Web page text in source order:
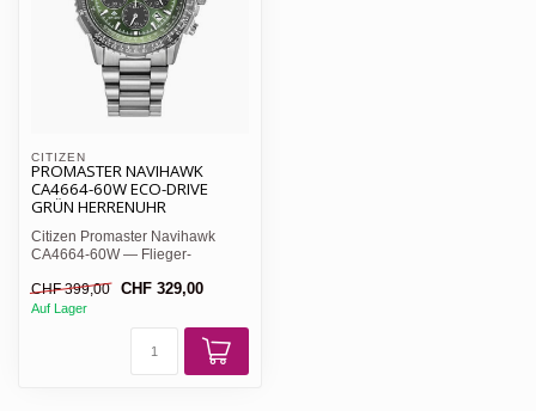
CITIZEN
PROMASTER NAVIHAWK
CA4664-60W ECO-DRIVE
GRÜN HERRENUHR
Citizen Promaster Navihawk
CA4664-60W — Flieger-
Zifferb...
CHF 399,00 CHF 329,00
Auf Lager